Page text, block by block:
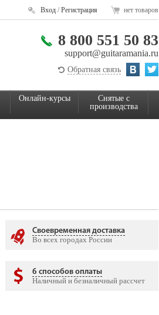
Вход /Регистрация нет товаров
8 800 551 50 83
support@guitaramania.ru
Обратная связь
Онлайн-курсы
Снятые с
производства
Своевременная доставка
Во всех городах России
6 способов оплаты
Наличный и безналичный рассчет